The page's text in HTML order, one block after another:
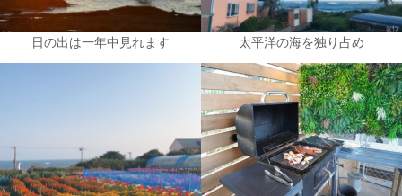
日の出は一年中見れます 太平洋の海を独り占め